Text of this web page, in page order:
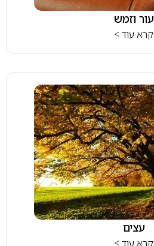
עור וזמש
קרא עוד >
עצים
קרא עוד >